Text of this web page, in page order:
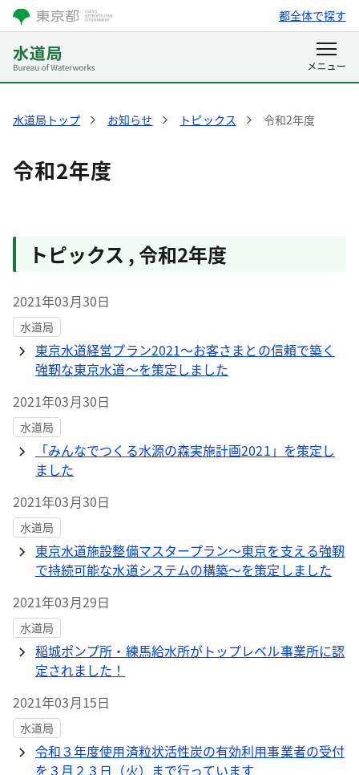
都全体で探す
水道局トップ お知らせ トピックス 令和2年度
令和2年度
トピックス ,令和2年度
2021年03月30日
水道局
東京水道経営プラン2021～お客さまとの信頼で築く
強靭な東京水道～を策定しました
2021年03月30日
水道局
「みんなでつくる水源の森実施計画2021」を策定し
ました
2021年03月30日
水道局
東京水道施設整備マスタープラン～東京を支える強靭
で持続可能な水道システムの構築～を策定しました
2021年03月29日
水道局
稲城ポンプ所・練馬給水所がトップレベル事業所に認
定されました！
2021年03月15日
水道局
令和３年度使用済粒状活性炭の有効利用事業者の受付
を３月２３日（火）まで行っています